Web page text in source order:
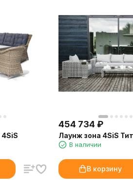
454 734 ₽
Лаунж зона 4SiS
В наличии
В корзину